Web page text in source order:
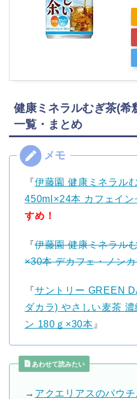
健康ミネラルむぎ茶(希
一覧・まとめ
『伊藤園 健康ミネラル
450ml×24本 カフェイン
すめ！
『伊藤園 健康ミネラル
×30本 デカフェ・ノン
『サントリー GREEN
ダカラ) やさしい麦茶
ン 180ｇ×30本 』
あわせて読みたい
→ アクエリアスのパウ